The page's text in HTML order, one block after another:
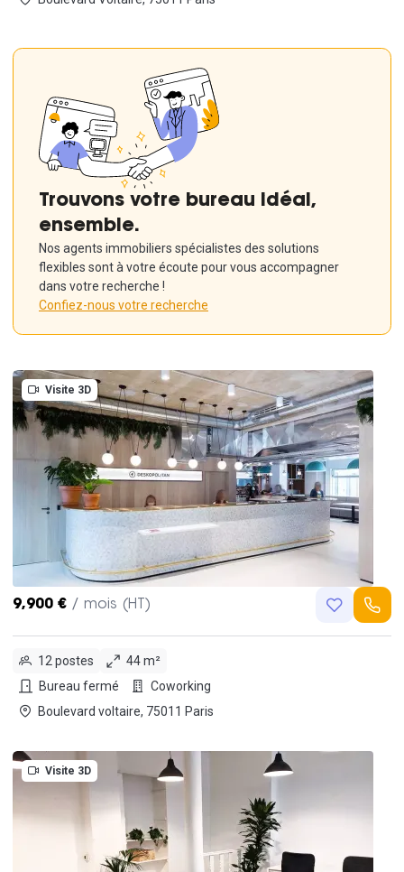
Trouvons votre bureau idéal,
ensemble.
Nos agents immobiliers spécialistes des solutions
flexibles sont à votre écoute pour vous accompagner
dans votre recherche !
Confiez-nous votre recherche
Visite 3D
9,900 € / mois (HT)
12 postes
44 m²
Bureau fermé
Coworking
Boulevard voltaire, 75011 Paris
Visite 3D